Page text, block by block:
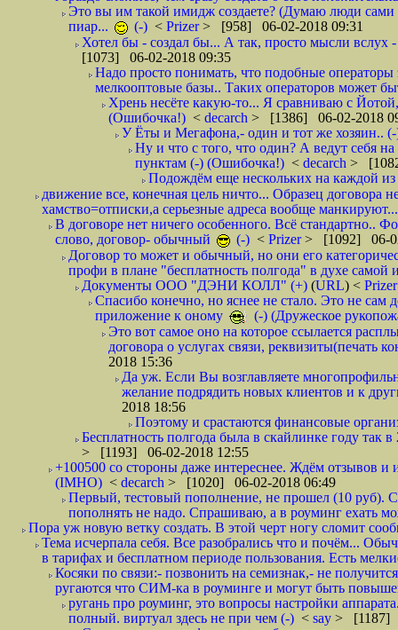
Это вы им такой имидж создаете? (Думаю люди сами
пиар...
(-) < Prizer> [958] 06-02-2018 09:31
Хотел бы - создал бы... А так, просто мысли вслух
[1073] 06-02-2018 09:35
Надо просто понимать, что подобные
мелкооптовые базы.. Таких операторов может
Хрень несёте какую-то... Я сравниваю с
(Ошибочка!) < decarch > [1386] 06-02-2018
У Ёты и Мегафона,- один и тот же хозяин..
Ну и что с того, что один? А ведут себя
пунктам (-) (Ошибочка!) < decarch >
Подождём еще нескольких на каждой из
движение все, конечная цель ничто... Образец договора
хамство=отписки,а серьезные адреса вообще
В договоре нет ничего особенного. Всё стандартно..
слово, договор- обычный
(-) < Prizer> [1092] 06-
Договор то может и обычный, но они его
профи в плане "бесплатность полгода" в духе
Документы ООО "ДЭНИ КОЛЛ" (+) (URL) <
Спасибо конечно, но яснее не стало. Это не сам
приложение к оному
(-) (Дружеское
Это вот самое оно на которое ссылается
договора о услугах связи, реквизиты(печать
2018 15:36
Да уж. Если Вы возглавляете
желание подрядить новых клиентов и к
2018 18:56
Поэтому и срастаются финансовые
Бесплатность полгода была в скайлинке году
> [1193] 06-02-2018 12:55
+100500 со стороны даже интереснее. Ждём отзывов и
(IMHO) < decarch > [1020] 06-02-2018 06:49
Первый, тестовый пополнение, не прошел (10 руб).
пополнять не надо. Спрашиваю, а в роуминг ехать
Пора уж новую ветку создать. В этой черт ногу сломит
Тема исчерпала себя. Все разобрались что и почём...
в тарифах и бесплатном периоде пользования. Есть
Косяки по связи:- позвонить на семизнак,- не
ругаются что СИМ-ка в роуминге и могут быть
ругань про роуминг, это вопросы настройки
полный. виртуал здесь не при чем (-) < say > [1187]